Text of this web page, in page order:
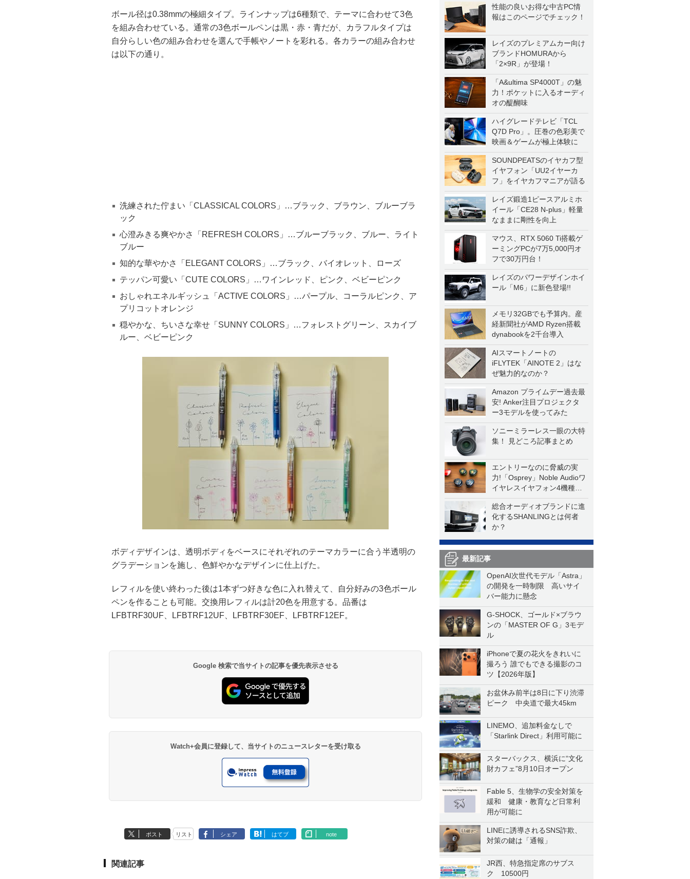
性能の良いお得な中古PC情
報はこのページでチェック！
レイズのプレミアムカー向け
ブランドHOMURAから
「2×9R」が登場！
「A&ultima SP4000T」の魅
力！ポケットに入るオーディ
オの醍醐味
ハイグレードテレビ「TCL
Q7D Pro」。圧巻の色彩美で
映画＆ゲームが極上体験に
SOUNDPEATSのイヤカフ型
イヤフォン「UU2イヤーカ
フ」をイヤカフマニアが語る
レイズ鍛造1ピースアルミホ
イール「CE28 N-plus」軽量
なままに剛性を向上
マウス、RTX 5060 Ti搭載ゲ
ーミングPCが7万5,000円オ
フで30万円台！
レイズのパワーデザインホイ
ール「M6」に新色登場!!
メモリ32GBでも予算内。産
経新聞社がAMD Ryzen搭載
dynabookを2千台導入
AIスマートノートの
iFLYTEK「AINOTE 2」はな
ぜ魅力的なのか？
Amazon プライムデー過去最
安! Anker注目プロジェクタ
ー3モデルを使ってみた
ソニーミラーレス一眼の大特
集！ 見どころ記事まとめ
エントリーなのに脅威の実
力!「Osprey」Noble Audioワ
イヤレスイヤフォン4機種を
一気に聴く
総合オーディオブランドに進
化するSHANLINGとは何者
か？
最新記事
OpenAI次世代モデル「Astra」
の開発を一時制限 高いサイ
バー能力に懸念
G-SHOCK、ゴールド×ブラウ
ンの「MASTER OF G」3モデ
ル
iPhoneで夏の花火をきれいに
撮ろう 誰でもできる撮影のコ
ツ【2026年版】
お盆休み前半は8日に下り渋滞
ピーク 中央道で最大45km
LINEMO、追加料金なしで
「Starlink Direct」利用可能に
スターバックス、横浜に“文化
財カフェ”8月10日オープン
Fable 5、生物学の安全対策を
緩和 健康・教育など日常利
用が可能に
LINEに誘導されるSNS詐欺、
対策の鍵は「通報」
JR西、特急指定席のサブス
ク 10500円
ボール径は0.38mmの極細タイプ。ラインナップは6種類で、テーマに合わせて3色
を組み合わせている。通常の3色ボールペンは黒・赤・青だが、カラフルタイプは
自分らしい色の組み合わせを選んで手帳やノートを彩れる。各カラーの組み合わせ
は以下の通り。
洗練された佇まい「CLASSICAL COLORS」…ブラック、ブラウン、ブルーブラ
ック
心澄みきる爽やかさ「REFRESH COLORS」…ブルーブラック、ブルー、ライト
ブルー
知的な華やかさ「ELEGANT COLORS」…ブラック、バイオレット、ローズ
テッパン可愛い「CUTE COLORS」…ワインレッド、ピンク、ベビーピンク
おしゃれエネルギッシュ「ACTIVE COLORS」…パープル、コーラルピンク、ア
プリコットオレンジ
穏やかな、ちいさな幸せ「SUNNY COLORS」…フォレストグリーン、スカイブ
ルー、ベビーピンク
ボディデザインは、透明ボディをベースにそれぞれのテーマカラーに合う半透明の
グラデーションを施し、色鮮やかなデザインに仕上げた。
レフィルを使い終わった後は1本ずつ好きな色に入れ替えて、自分好みの3色ボール
ペンを作ることも可能。交換用レフィルは計20色を用意する。品番は
LFBTRF30UF、LFBTRF12UF、LFBTRF30EF、LFBTRF12EF。
Google 検索で当サイトの記事を優先表示させる
Watch+会員に登録して、当サイトのニュースレターを受け取る
ポスト リスト シェア はてブ note
関連記事